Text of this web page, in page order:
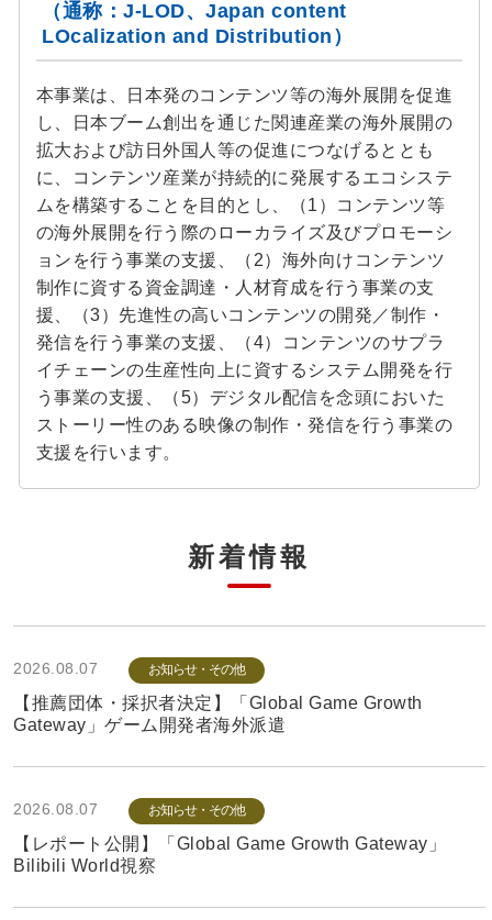
（通称：J-LOD、Japan content
LOcalization and Distribution）
本事業は、日本発のコンテンツ等の海外展開を促進
し、日本ブーム創出を通じた関連産業の海外展開の
拡大および訪日外国人等の促進につなげるととも
に、コンテンツ産業が持続的に発展するエコシステ
ムを構築することを目的とし、（1）コンテンツ等
の海外展開を行う際のローカライズ及びプロモーシ
ョンを行う事業の支援、（2）海外向けコンテンツ
制作に資する資金調達・人材育成を行う事業の支
援、（3）先進性の高いコンテンツの開発／制作・
発信を行う事業の支援、（4）コンテンツのサプラ
イチェーンの生産性向上に資するシステム開発を行
う事業の支援、（5）デジタル配信を念頭においた
ストーリー性のある映像の制作・発信を行う事業の
支援を行います。
新着情報
2026.08.07 お知らせ・その他
【推薦団体・採択者決定】「Global Game Growth
Gateway」ゲーム開発者海外派遣
2026.08.07 お知らせ・その他
【レポート公開】「Global Game Growth Gateway」
Bilibili World視察